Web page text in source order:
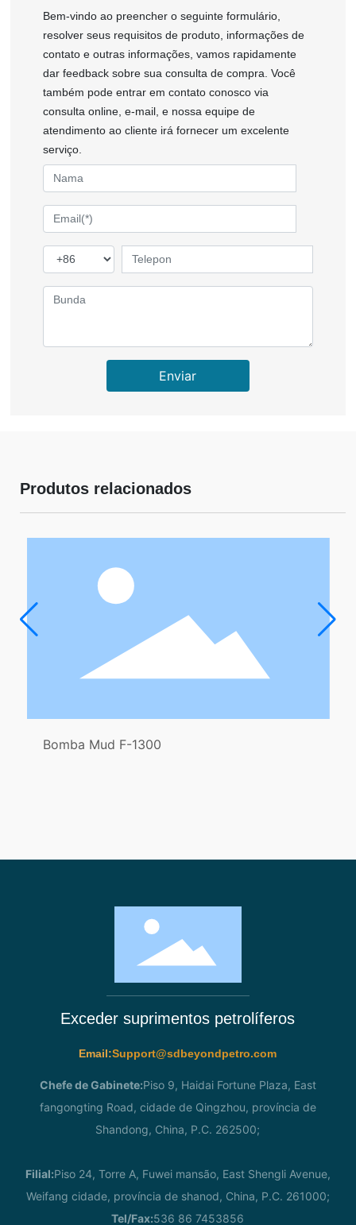
Bem-vindo ao preencher o seguinte formulário,
resolver seus requisitos de produto, informações de
contato e outras informações, vamos rapidamente
dar feedback sobre sua consulta de compra. Você
também pode entrar em contato conosco via
consulta online, e-mail, e nossa equipe de
atendimento ao cliente irá fornecer um excelente
serviço.
Enviar
Produtos relacionados
Mud F-1300
Exceder suprimentos petrolíferos
Email:Support@sdbeyondpetro.com
Chefe de Gabinete:Piso 9, Haidai Fortune Plaza, East
fangongting Road, cidade de Qingzhou, província de
Shandong, China, P.C. 262500;
Filial:Piso 24, Torre A, Fuwei mansão, East Shengli Avenue,
Weifang cidade, província de shanod, China, P.C. 261000;
Tel/Fax:536 86 7453856